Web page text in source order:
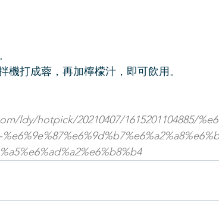
機打成蓉，再加檸檬汁，即可飲用。
ldy/hotpick/20210407/1615201104885/